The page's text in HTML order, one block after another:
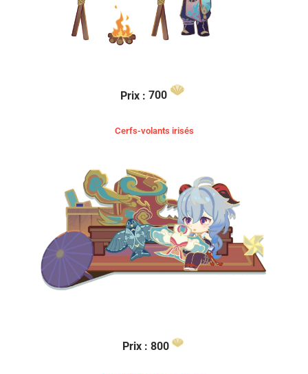
Prix : 700
Cerfs-volants irisés
Prix : 800